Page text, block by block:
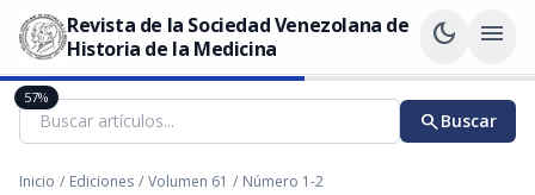
Revista de la Sociedad Venezolana de
Historia de la Medicina
dark_mode menu
searchBuscar
Inicio / Ediciones / Volumen 61 / Número 1-2
57%